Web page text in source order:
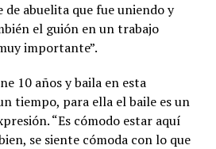
de abuelita que fue uniendo y
el guión en un trabajo
importante”.
10 años y baila en esta
tiempo, para ella el baile es un
“Es cómodo estar aquí
se siente cómoda con lo que